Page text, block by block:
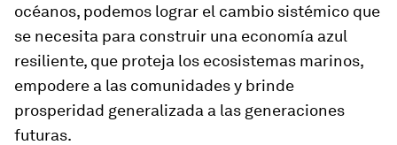
océanos, podemos lograr el cambio sistémico que
se necesita para construir una economía azul
resiliente, que proteja los ecosistemas marinos,
empodere a las comunidades y brinde
prosperidad generalizada a las generaciones
futuras.